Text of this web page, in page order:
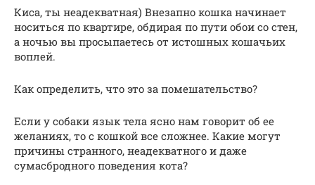
Киса, ты неадекватная) Внезапно кошка начинает
носиться по квартире, обдирая по пути обои со стен,
а ночью вы просыпаетесь от истошных кошачьих
воплей.
Как определить, что это за помешательство?
Если у собаки язык тела ясно нам говорит об ее
желаниях, то с кошкой все сложнее. Какие могут
причины странного, неадекватного и даже
сумасбродного поведения кота?